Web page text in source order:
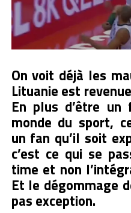
On voit déjà les
Lituanie est
En plus d’être
monde du sport,
un fan qu’il soit
c’est ce qui se
time et non
Et le dégommage
pas exception.